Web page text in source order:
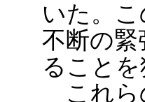
いた。
不断の
ること
これら